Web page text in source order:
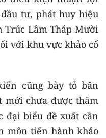
tư, phát huy hiệu
Trúc Lâm Tháp Mười
với khu vực khảo cổ
cũng bày tỏ băn
mới chưa được thăm
đại biểu đề xuất cần
môn tiến hành khảo